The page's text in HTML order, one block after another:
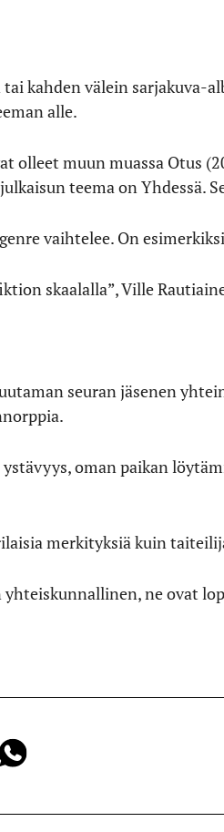
kahden välein sarjakuva-
alle.
olleet muun muassa Otus
teema on Yhdessä.
vaihtelee. On
skaalalla”, Ville
seuran jäsenen
oman paikan
merkityksiä kuin
yhteiskunnallinen, ne ovat